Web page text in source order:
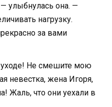
улыбнулась она. —
нагрузку.
за вами
уходе! Не смешите мою
невестка, жена Игоря,
Жаль, что они уехали в